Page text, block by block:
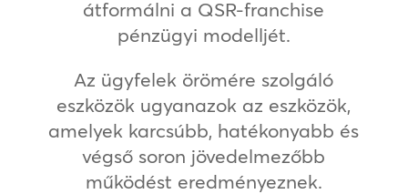
átformálni a QSR-franchise
pénzügyi modelljét.
Az ügyfelek örömére szolgáló
eszközök ugyanazok az eszközök,
amelyek karcsúbb, hatékonyabb és
végső soron jövedelmezőbb
működést eredményeznek.